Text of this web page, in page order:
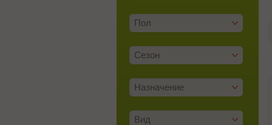
Пол
Сезон
Назначение
Вид